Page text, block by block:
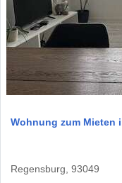
Wohnung zum Mieten
Regensburg, 93049